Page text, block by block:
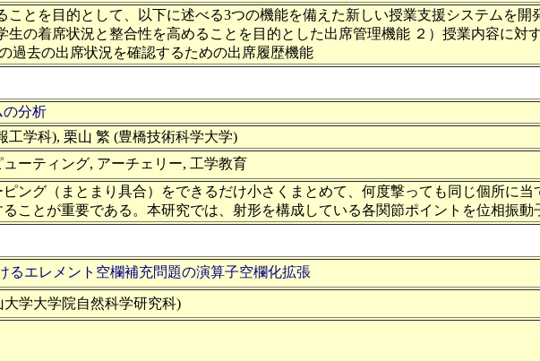
とを目的として、以下に述べる3つの機能を備えた新しい授業支援システムを
の着席状況と整合性を高めることを目的とした出席管理機能 ２）授業内容に対
過去の出席状況を確認するための出席履歴機能
の分析
工学科), 栗山 繁 (豊橋技術科学大学)
ーティング, アーチェリー, 工学教育
ング（まとまり具合）をできるだけ小さくまとめて、何度撃っても同じ個所に
ことが重要である。本研究では、射形を構成している各関節ポイントを位相振動
るエレメント空欄補充問題の演算子空欄化拡張
学大学院自然科学研究科)